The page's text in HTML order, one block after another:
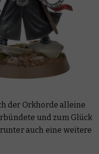
der Orkhorde alleine
und zum Glück
auch eine weitere